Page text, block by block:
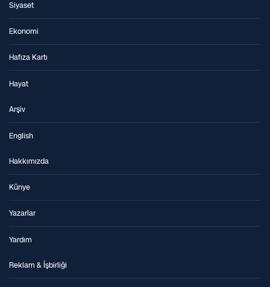
Siyaset
Ekonomi
Hafıza Kartı
Hayat
Arşiv
English
Hakkımızda
Künye
Yazarlar
Yardım
Reklam & İşbirliği